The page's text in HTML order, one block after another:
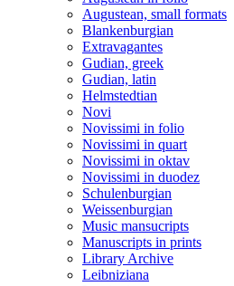
Augustean, small formats
Blankenburgian
Extravagantes
Gudian, greek
Gudian, latin
Helmstedtian
Novi
Novissimi in folio
Novissimi in quart
Novissimi in oktav
Novissimi in duodez
Schulenburgian
Weissenburgian
Music mansucripts
Manuscripts in prints
Library Archive
Leibniziana